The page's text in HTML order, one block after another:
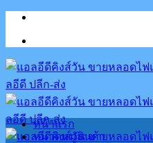
Skip
content
หน้าแรก
หมวดหมู่สินค้า